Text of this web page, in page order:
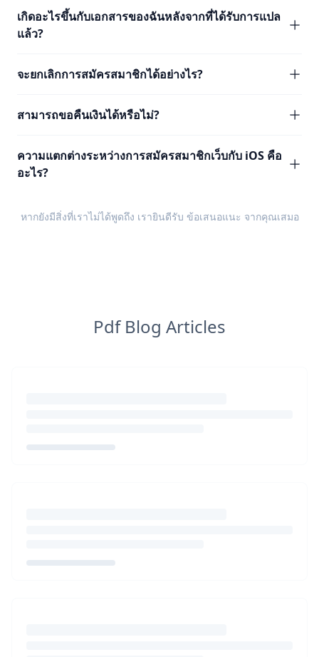
เกิดอะไรขึ้นกับเอกสารของฉันหลังจากที่ได้รับการแปล
แล้ว?
จะยกเลิกการสมัครสมาชิกได้อย่างไร?
สามารถขอคืนเงินได้หรือไม่?
ความแตกต่างระหว่างการสมัครสมาชิกเว็บกับ iOS คือ
อะไร?
หากยังมีสิ่งที่เราไม่ได้พูดถึง เรายินดีรับ ข้อเสนอแนะ จากคุณเสมอ
Pdf Blog Articles